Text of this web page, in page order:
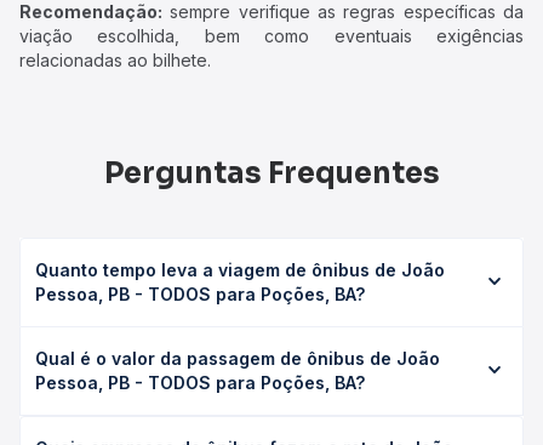
Recomendação: sempre verifique as regras específicas da
viação escolhida, bem como eventuais exigências
relacionadas ao bilhete.
Perguntas Frequentes
Quanto tempo leva a viagem de ônibus de João
Pessoa, PB - TODOS para Poções, BA?
Poções, BA leva em média 0 horas, podendo variar
conforme a viação, o tipo de serviço (convencional,
Qual é o valor da passagem de ônibus de João
Pessoa, PB - TODOS para Poções, BA?